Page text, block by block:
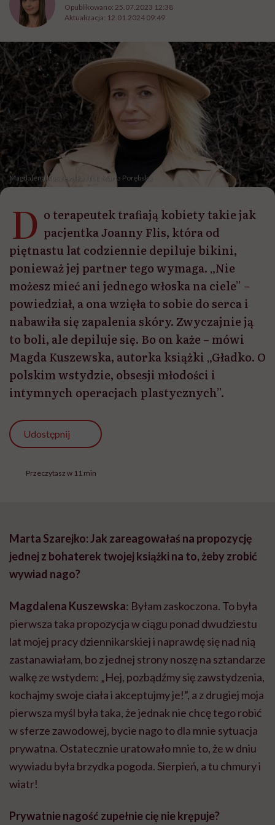
Opublikowano: 25.07.2023 12:38
Aktualizacja: 12.01.2024 09:49
Magdalena Kuszewska / fot. Marta Porębska
D o terapeutek trafiają kobiety takie jak
pacjentka Joanny Flis, która od
piętnastu lat codziennie depiluje bikini,
ponieważ jej partner tego wymaga. „Nie
możesz mieć ani jednego włoska na ciele” –
powiedział, a ona wzięła to sobie do serca i
nabawiła się zapalenia skóry. Zwyczajnie ją
to boli, ale depiluje się. Bo on każe – mówi
Magda Kuszewska, autorka książki „Gładko. O
polskim wstydzie, obsesji młodości i
intymnych operacjach plastycznych”.
Udostępnij
Przeczytasz w 11 min
Marta Szarejko: Jak zareagowałaś na propozycję
jednej z bohaterek twojej książki na to, żeby zrobić
wywiad nago?
Magdalena Kuszewska: Byłam zaskoczona. To była
pierwsza taka propozycja w ciągu ponad dwudziestu
lat mojej pracy dziennikarskiej i naprawdę się nad nią
zastanawiałam, bo z jednej strony noszę na sztandarze
walkę ze wstydem: „Hej, pozbądźmy się zawstydzenia,
kochajmy swoje ciała i akceptujmy je!”, a z drugiej moja
pierwsza myśl była taka, że jednak nie chcę tego robić
w sferze zawodowej, bycie nago to dla mnie sytuacja
prywatna. Ostatecznie uratowało mnie to, że w dniu
wywiadu była brzydka pogoda. Sierpień, a tu chmury i
wiatr!
Prywatnie nagość zupełnie cię nie krępuje?